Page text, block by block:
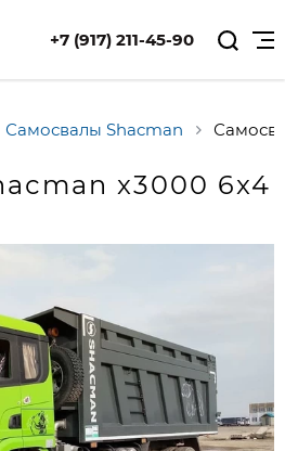
+7 (917) 211-45-90
Самосвалы Shacman
x3000 6x4